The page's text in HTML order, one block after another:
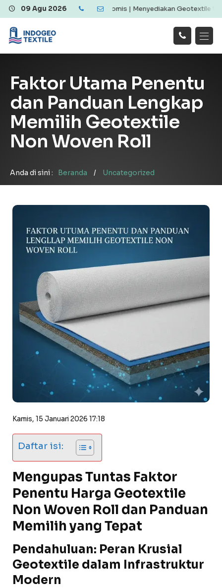
09 Agu 2026
Berkualitas dan Ekonomis | Menyediakan Geotextile Woven &
Tentang Kami
Galeri
Layanan
Hubungi
!
Faktor Utama Penentu
dan Panduan Lengkap
Memilih Geotextile
Non Woven Roll
Anda di sini : Beranda / Uncategorized
Kamis, 15 Januari 2026 17:18
Daftar isi:
Mengupas Tuntas Faktor
Penentu Harga Geotextile
Non Woven Roll dan Panduan
Memilih yang Tepat
Pendahuluan: Peran Krusial
Geotextile dalam Infrastruktur
Modern